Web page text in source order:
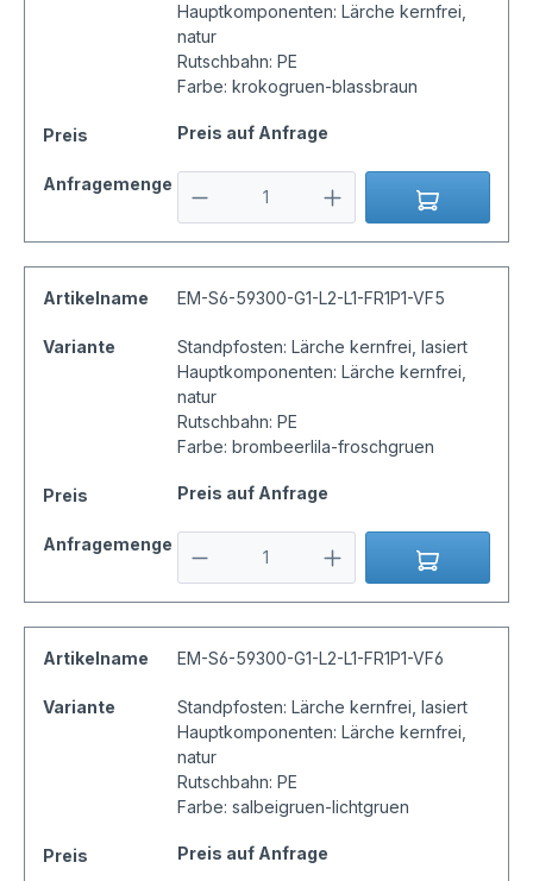
Hauptkomponenten: Lärche kernfrei,
natur
Rutschbahn: PE
Farbe: krokogruen-blassbraun
Preis Preis auf Anfrage
Anfragemenge
Artikelname EM-S6-59300-G1-L2-L1-FR1P1-VF5
Variante
Standpfosten: Lärche kernfrei, lasiert
Hauptkomponenten: Lärche kernfrei,
natur
Rutschbahn: PE
Farbe: brombeerlila-froschgruen
Preis Preis auf Anfrage
Anfragemenge
Artikelname EM-S6-59300-G1-L2-L1-FR1P1-VF6
Variante
Standpfosten: Lärche kernfrei, lasiert
Hauptkomponenten: Lärche kernfrei,
natur
Rutschbahn: PE
Farbe: salbeigruen-lichtgruen
Preis Preis auf Anfrage